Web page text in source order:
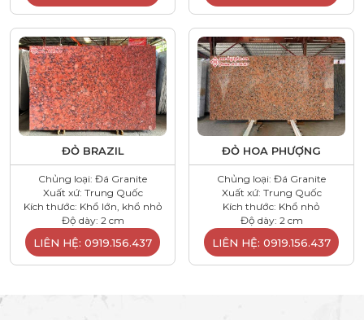
ĐỎ BRAZIL
Chủng loại: Đá Granite
Xuất xứ: Trung Quốc
Kích thước: Khổ lớn, khổ nhỏ
Độ dày: 2 cm
LIÊN HỆ: 0919.156.437
ĐỎ HOA PHƯỢNG
Chủng loại: Đá Granite
Xuất xứ: Trung Quốc
Kích thước: Khổ nhỏ
Độ dày: 2 cm
LIÊN HỆ: 0919.156.437